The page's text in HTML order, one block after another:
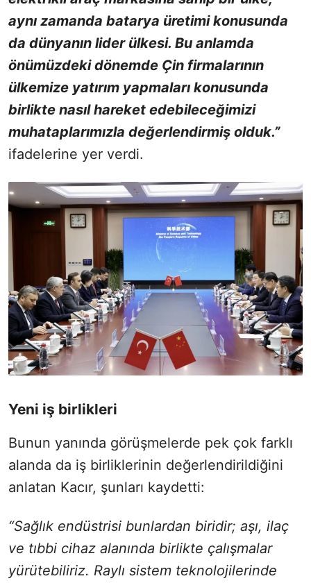
aynı zamanda batarya üretimi konusunda
da dünyanın lider ülkesi. Bu anlamda
önümüzdeki dönemde Çin firmalarının
ülkemize yatırım yapmaları konusunda
birlikte nasıl hareket edebileceğimizi
muhataplarımızla değerlendirmiş olduk.”
ifadelerine yer verdi.
Yeni iş birlikleri
Bunun yanında görüşmelerde pek çok farklı
alanda da iş birliklerinin değerlendirildiğini
anlatan Kacır, şunları kaydetti:
“Sağlık endüstrisi bunlardan biridir; aşı, ilaç
ve tıbbi cihaz alanında birlikte çalışmalar
yürütebiliriz. Raylı sistem teknolojilerinde